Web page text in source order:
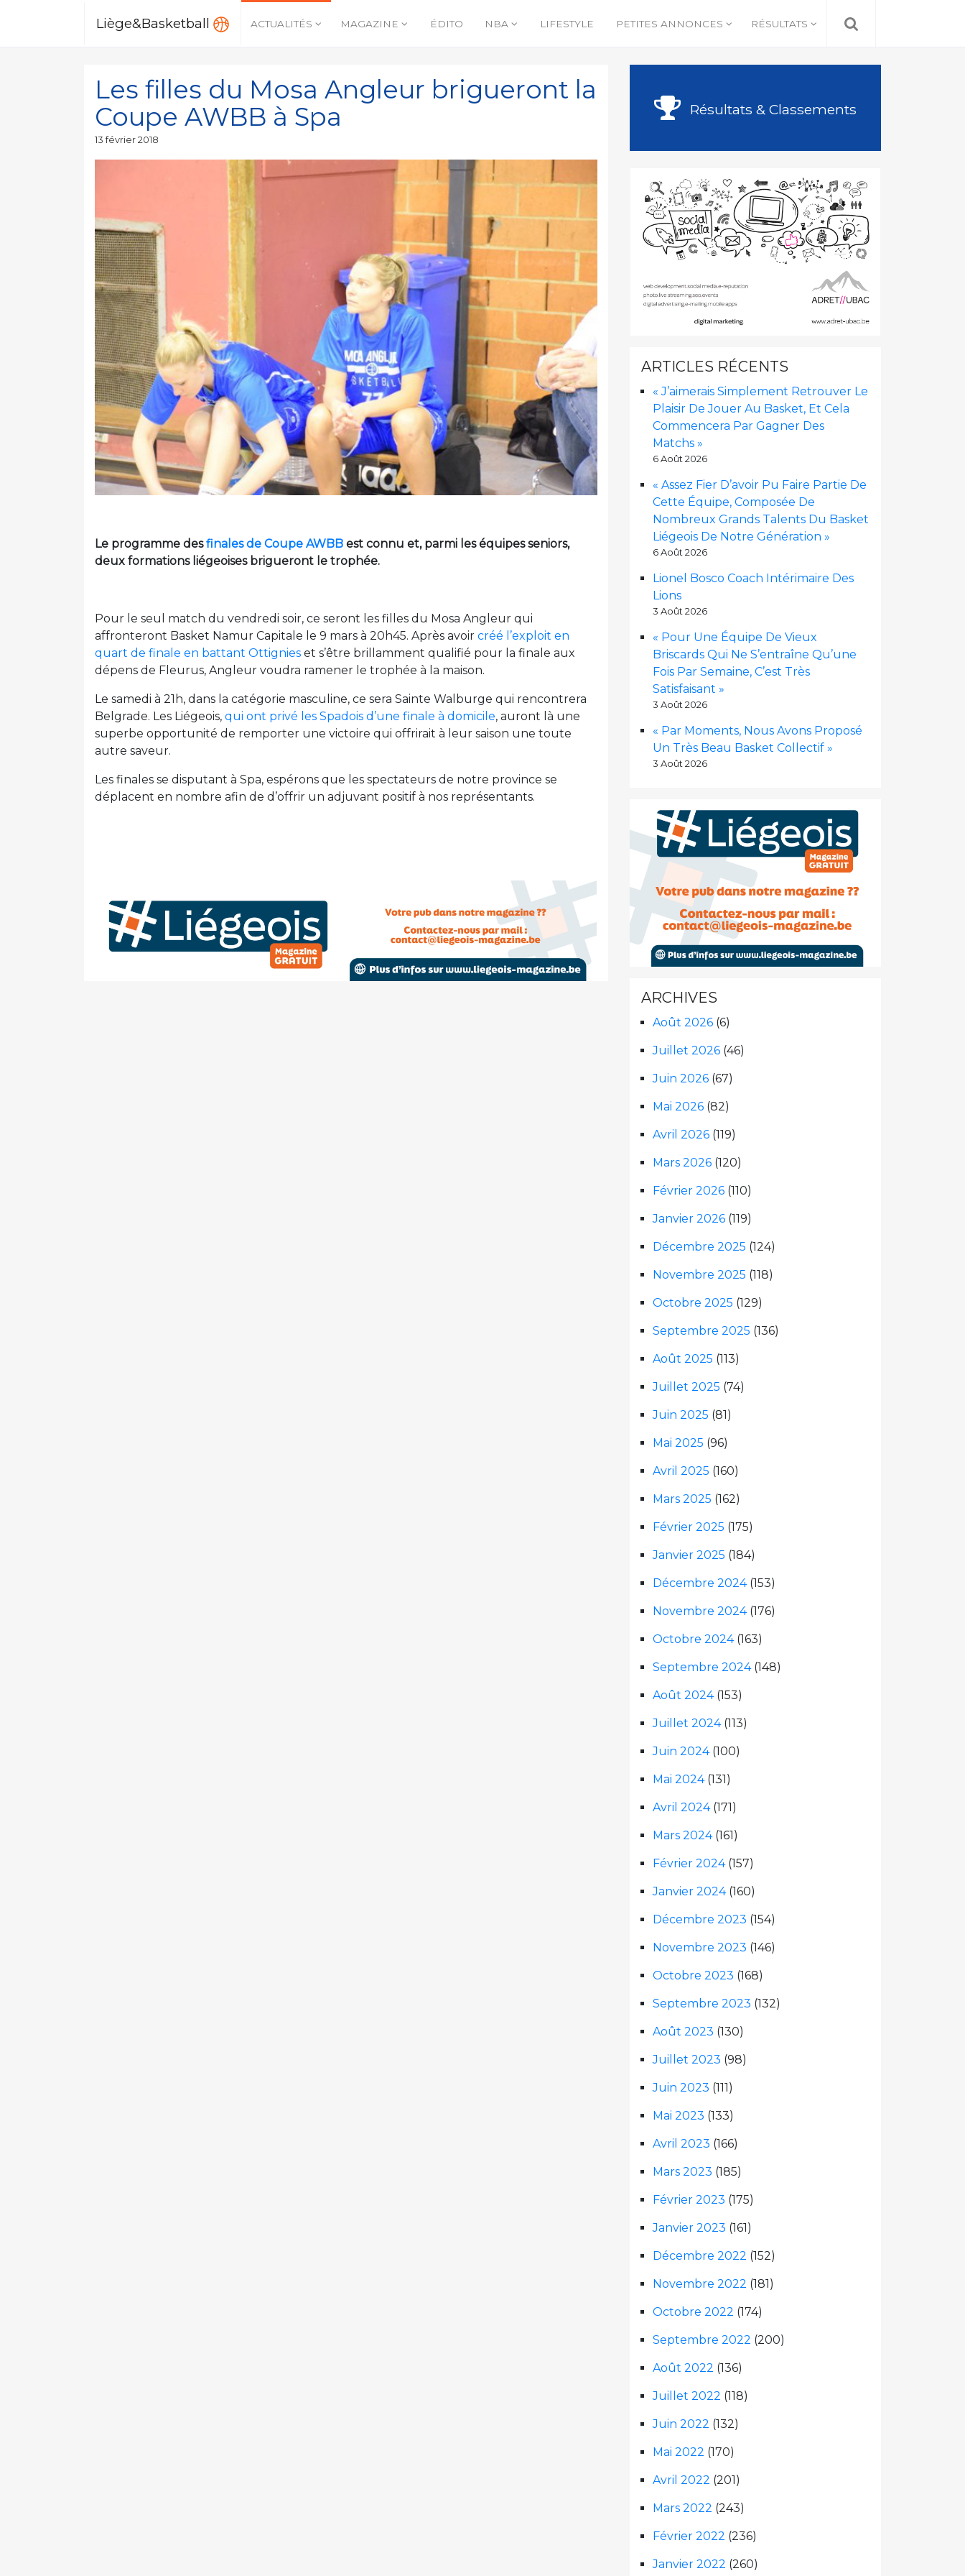
Liège&Basketball ACTUALITÉS MAGAZINE ÉDITO NBA LIFESTYLE PETITES ANNONCES RÉSULTATS
Les filles du Mosa Angleur brigueront la
Coupe AWBB à Spa
Publié
13 février 2018
Le programme desfinales de Coupe AWBB est connu et, parmi les équipes seniors,
deux formations liégeoises brigueront le trophée.
Pour le seul match du vendredi soir, ce seront les filles du Mosa Angleur qui
affronteront Basket Namur Capitale le 9 mars à 20h45. Après avoir créé l’exploit en
quart de finale en battant Ottignies et s’être brillamment qualifié pour la finale aux
dépens de Fleurus, Angleur voudra ramener le trophée à la maison.
Le samedi à 21h, dans la catégorie masculine, ce sera Sainte Walburge qui rencontrera
Belgrade. Les Liégeois, qui ont privé les Spadois d’une finale à domicile, auront là une
superbe opportunité de remporter une victoire qui offrirait à leur saison une toute
autre saveur.
Les finales se disputant à Spa, espérons que les spectateurs de notre province se
déplacent en nombre afin de d’offrir un adjuvant positif à nos représentants.
Résultats & Classements
ARTICLES RÉCENTS
« J’aimerais Simplement Retrouver Le
Plaisir De Jouer Au Basket, Et Cela
Commencera Par Gagner Des
Matchs »
6 Août 2026
« Assez Fier D’avoir Pu Faire Partie De
Cette Équipe, Composée De
Nombreux Grands Talents Du Basket
Liégeois De Notre Génération »
6 Août 2026
Lionel Bosco Coach Intérimaire Des
Lions
3 Août 2026
« Pour Une Équipe De Vieux
Briscards Qui Ne S’entraîne Qu’une
Fois Par Semaine, C’est Très
Satisfaisant »
3 Août 2026
« Par Moments, Nous Avons Proposé
Un Très Beau Basket Collectif »
3 Août 2026
ARCHIVES
Août 2026 (6)
Juillet 2026 (46)
Juin 2026 (67)
Mai 2026 (82)
Avril 2026 (119)
Mars 2026 (120)
Février 2026 (110)
Janvier 2026 (119)
Décembre 2025 (124)
Novembre 2025 (118)
Octobre 2025 (129)
Septembre 2025 (136)
Août 2025 (113)
Juillet 2025 (74)
Juin 2025 (81)
Mai 2025 (96)
Avril 2025 (160)
Mars 2025 (162)
Février 2025 (175)
Janvier 2025 (184)
Décembre 2024(153)
Novembre 2024(176)
Octobre 2024(163)
Septembre 2024(148)
Août 2024(153)
Juillet 2024(113)
Juin 2024(100)
Mai 2024(131)
Avril 2024(171)
Mars 2024(161)
Février 2024(157)
Janvier 2024(160)
Décembre 2023 (154)
Novembre 2023 (146)
Octobre 2023 (168)
Septembre 2023 (132)
Août 2023 (130)
Juillet 2023 (98)
Juin 2023 (111)
Mai 2023 (133)
Avril 2023 (166)
Mars 2023 (185)
Février 2023 (175)
Janvier 2023 (161)
Décembre 2022 (152)
Novembre 2022 (181)
Octobre 2022 (174)
Septembre 2022 (200)
Août 2022 (136)
Juillet 2022 (118)
Juin 2022 (132)
Mai 2022 (170)
Avril 2022 (201)
Mars 2022 (243)
Février 2022 (236)
Janvier 2022 (260)